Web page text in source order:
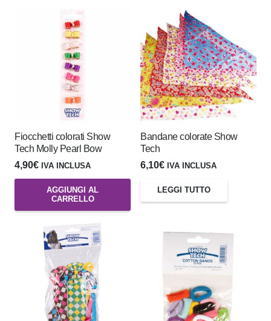
Fiocchetti colorati Show
Tech Molly Pearl Bow
4,90€ IVA INCLUSA
AGGIUNGI AL
CARRELLO
Bandane colorate Show
Tech
6,10€ IVA INCLUSA
LEGGI TUTTO